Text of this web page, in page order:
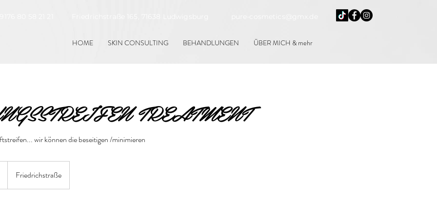
HOME SKIN CONSULTING BEHANDLUNGEN ÜBER MICH & mehr
TREATMENT
wir können die beseitigen /minimieren
Friedrichstraße